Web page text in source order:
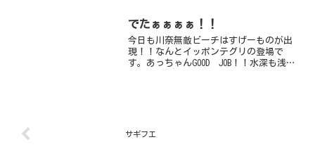
で明日も引き続き探しまーす。今日は浅
でたぁぁぁぁ！！
今日も川奈無敵ビーチはすげーものが出
現！！なんとイッポンテグリの登場で
す。あっちゃんGOOD JOB！！水深も浅
サギフエ